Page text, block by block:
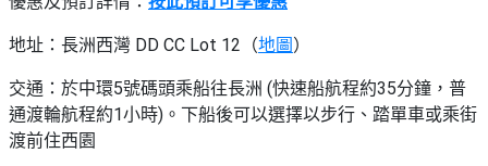
地址：長洲西灣 DD CC Lot 12（地圖 ）
交通：於中環5號碼頭乘船往長洲 (快速船航程約35分鐘，普
通渡輪航程約1小時)。下船後可以選擇以步行、踏單車或乘街
渡前住西園